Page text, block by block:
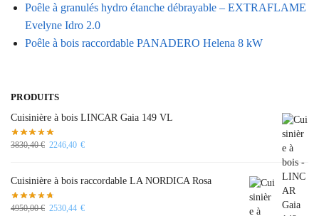
Poêle à granulés hydro étanche débrayable – EXTRAFLAME
Evelyne Idro 2.0
Poêle à bois raccordable PANADERO Helena 8 kW
PRODUITS
Cuisinière à bois LINCAR Gaia 149 VL
3830,40€ 2246,40 €
Cuisinière à bois raccordable LA NORDICA Rosa
4950,00€ 2530,44 €